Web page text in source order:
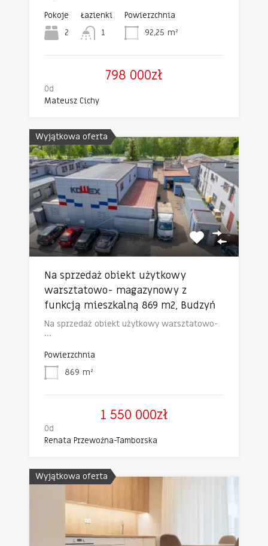
Pokoje
2
Łazienki
1
Powierzchnia
92,25 m²
798 000zł
Od
Mateusz Cichy
Wyjątkowa oferta
Na sprzedaż obiekt użytkowy
warsztatowo- magazynowy z
funkcją mieszkalną 869 m2, Budzyń
Na sprzedaż obiekt użytkowy warsztatowo-
…
Powierzchnia
869 m²
1 550 000zł
Od
Renata Przewoźna-Tamborska
Wyjątkowa oferta